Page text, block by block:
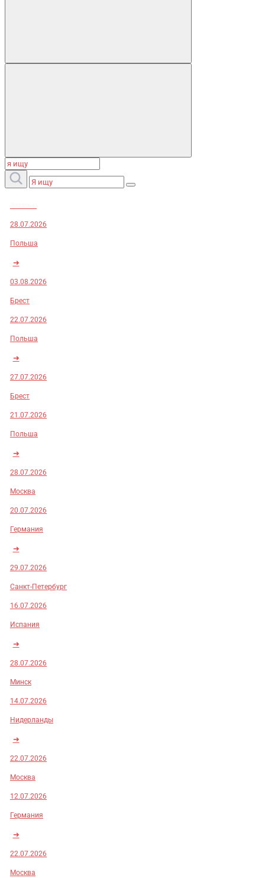
28.07.2026
Польша
➜
03.08.2026
Брест
22.07.2026
Польша
➜
27.07.2026
Брест
21.07.2026
Польша
➜
28.07.2026
Москва
20.07.2026
Германия
➜
29.07.2026
Санкт-Петербург
16.07.2026
Испания
➜
28.07.2026
Минск
14.07.2026
Нидерланды
➜
22.07.2026
Москва
12.07.2026
Германия
➜
22.07.2026
Москва